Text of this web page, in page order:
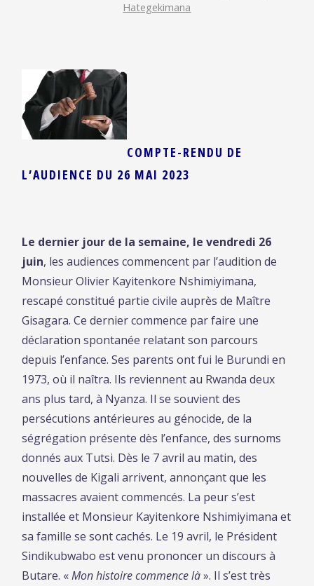
Hategekimana
COMPTE-RENDU DE
L’AUDIENCE DU 26 MAI 2023
Le dernier jour de la semaine, le vendredi 26
juin, les audiences commencent par l’audition de
Monsieur Olivier Kayitenkore Nshimiyimana,
rescapé constitué partie civile auprès de Maître
Gisagara. Ce dernier commence par faire une
déclaration spontanée relatant son parcours
depuis l’enfance. Ses parents ont fui le Burundi en
1973, où il naîtra. Ils reviennent au Rwanda deux
ans plus tard, à Nyanza. Il se souvient des
persécutions antérieures au génocide, de la
ségrégation présente dès l’enfance, des surnoms
donnés aux Tutsi. Dès le 7 avril au matin, des
nouvelles de Kigali arrivent, annonçant que les
massacres avaient commencés. La peur s’est
installée et Monsieur Kayitenkore Nshimiyimana et
sa famille se sont cachés. Le 19 avril, le Président
Sindikubwabo est venu prononcer un discours à
Butare. «Mon histoire commence là». Il s’est très